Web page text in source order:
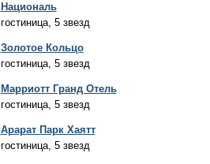
Националь
гостиница, 5 звезд
Золотое Кольцо
гостиница, 5 звезд
Марриотт Гранд Отель
гостиница, 5 звезд
Арарат Парк Хаятт
гостиница, 5 звезд